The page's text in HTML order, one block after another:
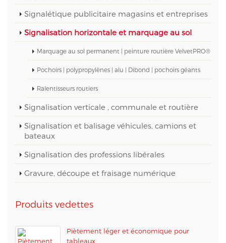
Signalétique publicitaire magasins et entreprises
Signalisation horizontale et marquage au sol
Marquage au sol permanent | peinture routière VelvetPRO®
Pochoirs | polypropylènes | alu | Dibond | pochoirs géants
Ralentisseurs routiers
Signalisation verticale , communale et routière
Signalisation et balisage véhicules, camions et
bateaux
Signalisation des professions libérales
Gravure, découpe et fraisage numérique
Produits vedettes
Piètement léger et économique pour
tableaux